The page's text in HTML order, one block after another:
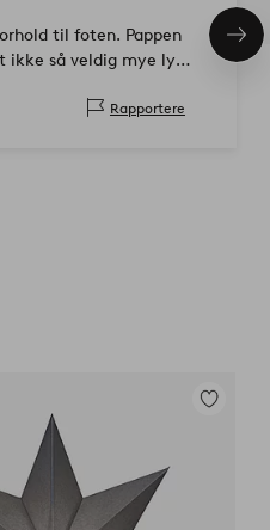
til foten. Pappen
ikke så veldig mye lys
Rapportere
Legg